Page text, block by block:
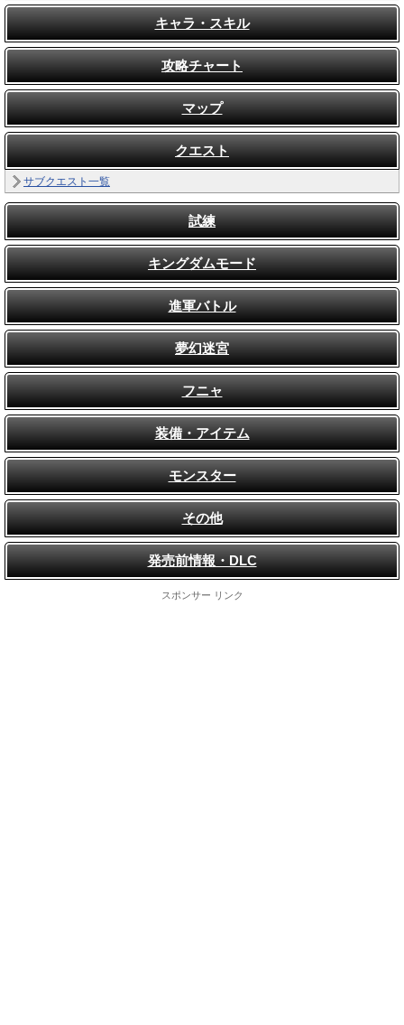
キャラ・スキル
攻略チャート
マップ
クエスト
サブクエスト一覧
試練
キングダムモード
進軍バトル
夢幻迷宮
フニャ
装備・アイテム
モンスター
その他
発売前情報・DLC
スポンサー リンク